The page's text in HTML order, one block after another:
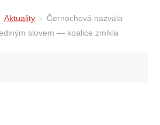
Aktuality
Černochová nazvala
slovem — koalice zmlkla